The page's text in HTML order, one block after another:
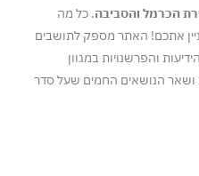
הכרמל והסביבה. כל מה
אתכם! האתר מספק לתושבים
והפרשנויות במגוון
ושאר הנושאים החמים שעל סדר